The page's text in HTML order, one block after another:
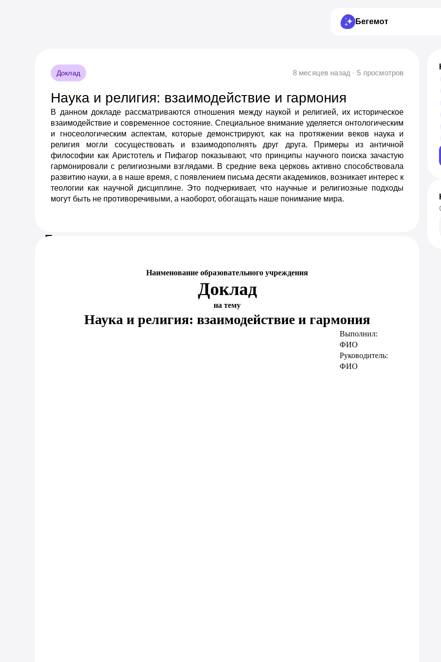
Бегемот
Доклад 8 месяцев назад · 5 просмотров
Наука и религия: взаимодействие и гармония
В данном докладе рассматриваются отношения между наукой и религией, их историческое
взаимодействие и современное состояние. Специальное внимание уделяется онтологическим
и гносеологическим аспектам, которые демонстрируют, как на протяжении веков наука и
религия могли сосуществовать и взаимодополнять друг друга. Примеры из античной
философии как Аристотель и Пифагор показывают, что принципы научного поиска зачастую
гармонировали с религиозными взглядами. В средние века церковь активно способствовала
развитию науки, а в наше время, с появлением письма десяти академиков, возникает интерес к
теологии как научной дисциплине. Это подчеркивает, что научные и религиозные подходы
могут быть не противоречивыми, а наоборот, обогащать наше понимание мира.
Предпросмотр документа
Наименование образовательного учреждения
Доклад
на тему
Наука и религия: взаимодействие и гармония
Выполнил:
ФИО
Руководитель:
ФИО